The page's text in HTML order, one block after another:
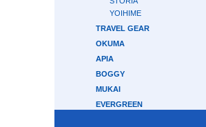
YOIHIME
TRAVEL GEAR
OKUMA
APIA
BOGGY
MUKAI
EVERGREEN